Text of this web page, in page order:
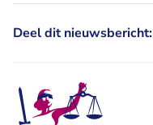
Deel dit nieuwsbericht: